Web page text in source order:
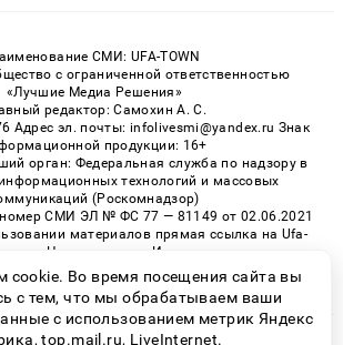
СМИ: UFA-TOWN
с ограниченной ответственностью
«Лучшие Медиа Решения»
редактор: Самохин А. С.
Адрес эл. почты: infolivesmi@yandex.ru Знак
продукции: 16+
орган: Федеральная служба по надзору в
технологий и массовых
(Роскомнадзор)
номер СМИ ЭЛ № ФС 77 — 81149 от 02.06.2021
материалов прямая ссылка на Ufa-
Цитирование в Интернете возможно
наличии письменного разрешения.
cookie. Во время посещения сайта вы
с тем, что мы обрабатываем ваши
с использованием метрик Яндекс
top.mail.ru, LiveInternet.